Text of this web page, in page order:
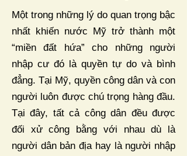
Một trong những lý do quan trọng bậc
nhất khiến nước Mỹ trở thành một
“miền đất hứa” cho những người
nhập cư đó là quyền tự do và bình
đẳng. Tại Mỹ, quyền công dân và con
người luôn được chú trọng hàng đầu.
Tại đây, tất cả công dân đều được
đối xử công bằng với nhau dù là
người dân bản địa hay là người nhập